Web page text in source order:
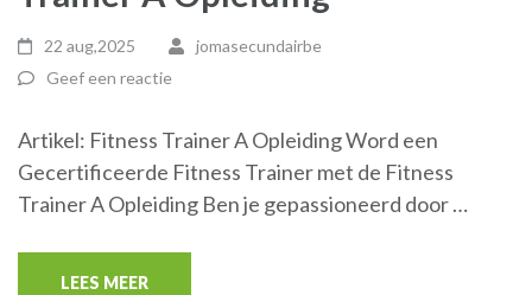
22 aug,2025
jomasecundairbe
Geef een reactie
Artikel: Fitness Trainer A Opleiding Word een
Gecertificeerde Fitness Trainer met de Fitness
Trainer A Opleiding Ben je gepassioneerd door …
LEES MEER